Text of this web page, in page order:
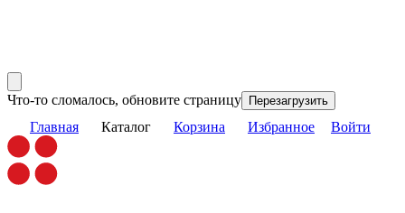
Что-то сломалось, обновите страницу Перезагрузить
Главная Каталог Корзина Избранное Войти